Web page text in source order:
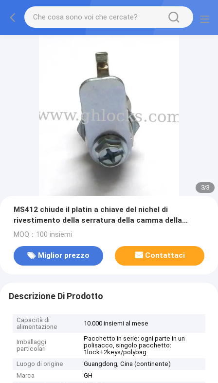
1/3
MS412 chiude il platin a chiave del nichel di
rivestimento della serratura della camma della
lamiera sottile per il gabinetto del centralino
MOQ：100 insiemi
Miglior prezzo Contattaci
Descrizione Di Prodotto
Capacità di
alimentazione
10.000 insiemi al mese
Imballaggi
particolari
Pacchetto in serie: ogni parte in un
polisacco, singolo pacchetto:
1lock+2keys/polybag
Luogo di origine
Guangdong, Cina (continente)
Marca
GH